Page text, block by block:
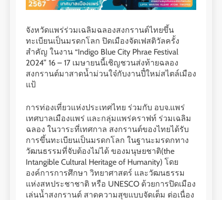
จังหวัดแพร่ร่วมเฉลิมฉลองสงกรานต์ไทยขึ้น
ทะเบียนเป็นมรดกโลก ปิดเมืองจัดเฟสติวัลครั้ง
สำคัญ ในงาน “Indigo Blue City Phrae Festival
2024” 16 – 17 เมษายนนี้เชิญชวนส่งท้ายฉลอง
สงกรานต์มาสาดน้ำม่วนใจ๋กับงานปี๋ใหม่สไตล์เมือง
แป้
การท่องเที่ยวแห่งประเทศไทย ร่วมกับ อบจ.แพร่
เทศบาลเมืองแพร่ และกลุ่มแพร่คราฟท์ ร่วมเฉลิม
ฉลอง ในวาระที่เทศกาล สงกรานต์ของไทยได้รับ
การขึ้นทะเบียนเป็นมรดกโลก ในฐานะมรดกทาง
วัฒนธรรมที่จับต้องไม่ได้ ของมนุษยชาติ(the
Intangible Cultural Heritage of Humanity) โดย
องค์การการศึกษา วิทยาศาสตร์ และวัฒนธรรม
แห่งสหประชาชาติ หรือ UNESCO ด้วยการปิดเมือง
เล่นน้ำสงกรานต์ สาดความสุขแบบจัดเต็ม ต่อเนื่อง